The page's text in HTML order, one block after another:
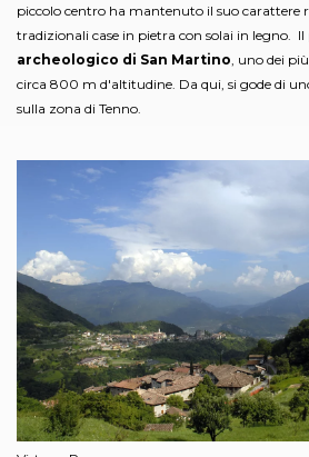
piccolo centro ha mantenuto il suo carattere
tradizionali case in pietra con solai in legno.
archeologico di San Martino , uno dei
circa 800 m d'altitudine. Da qui, si gode di
sulla zona di Tenno.